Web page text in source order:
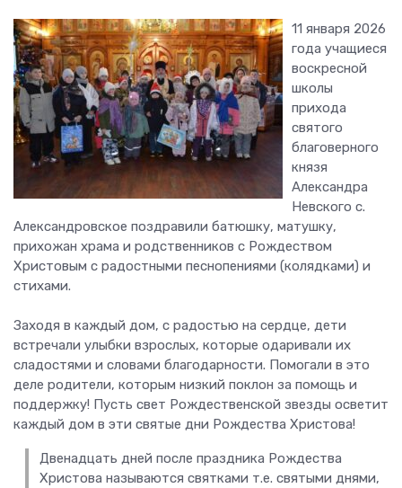
11 января 2026
года учащиеся
воскресной
школы
прихода
святого
благоверного
князя
Александра
Невского с.
Александровское поздравили батюшку, матушку,
прихожан храма и родственников с Рождеством
Христовым с радостными песнопениями (колядками) и
стихами.
Заходя в каждый дом, с радостью на сердце, дети
встречали улыбки взрослых, которые одаривали их
сладостями и словами благодарности. Помогали в это
деле родители, которым низкий поклон за помощь и
поддержку! Пусть свет Рождественской звезды осветит
каждый дом в эти святые дни Рождества Христова!
Двенадцать дней после праздника Рождества
Христова называются святками т.е. святыми днями,